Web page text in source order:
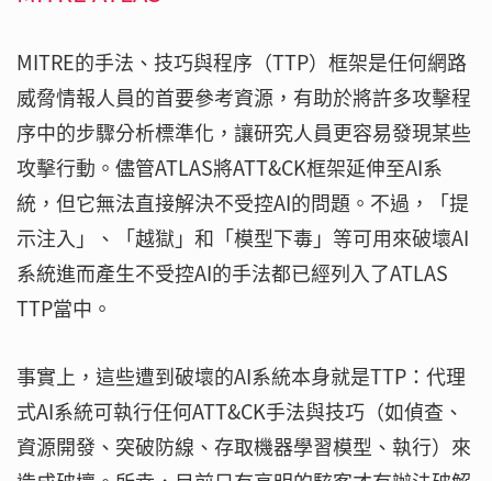
MITRE的手法、技巧與程序（TTP）框架是任何網路
威脅情報人員的首要參考資源，有助於將許多攻擊程
序中的步驟分析標準化，讓研究人員更容易發現某些
攻擊行動。儘管ATLAS將ATT&CK框架延伸至AI系
統，但它無法直接解決不受控AI的問題。不過，「提
示注入」、「越獄」和「模型下毒」等可用來破壞AI
系統進而產生不受控AI的手法都已經列入了ATLAS
TTP當中。
事實上，這些遭到破壞的AI系統本身就是TTP：代理
式AI系統可執行任何ATT&CK手法與技巧（如偵查、
資源開發、突破防線、存取機器學習模型、執行）來